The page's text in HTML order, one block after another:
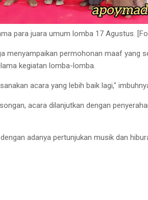
para juara umum lomba 17 Agustus.
menyampaikan permohonan maaf yang
kegiatan lomba-lomba.
acara yang lebih baik lagi,"
acara dilanjutkan dengan
adanya pertunjukan musik dan